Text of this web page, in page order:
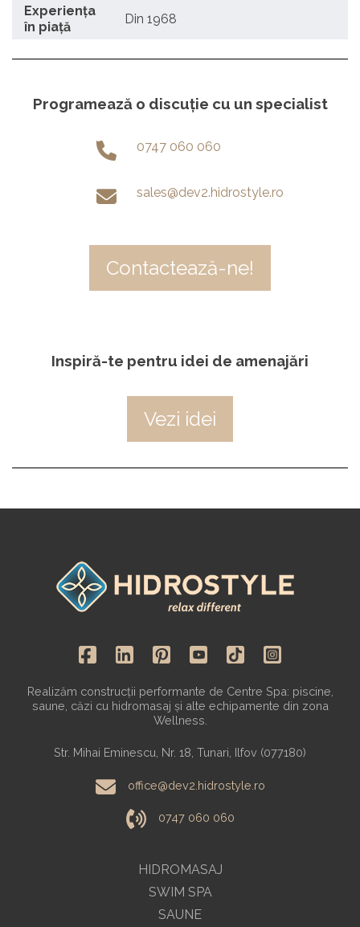
Experienţa
în piaţă
Din 1968
Programează o discuție cu un specialist
0747 060 060
sales@dev2.hidrostyle.ro
Contactează-ne!
Inspiră-te pentru idei de amenajări
Vezi idei
HIDROMASAJ
SWIM SPA
SAUNE
Realizăm construcții performante de Centre Spa: piscine,
saune, căzi cu hidromasaj și alte echipamente din zona
Wellness.
Str. Mihai Eminescu, Nr. 18, Tunari, Ilfov (077180)
office@dev2.hidrostyle.ro
0747 060 060